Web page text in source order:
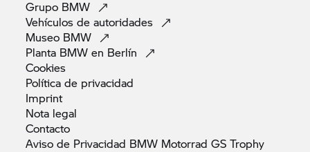
Grupo BMW
Vehículos deautoridades
Museo BMW
Planta BMW en Berlín
Cookies
Política de privacidad
Imprint
Nota legal
Contacto
Aviso de Privacidad BMW Motorrad GSTrophy